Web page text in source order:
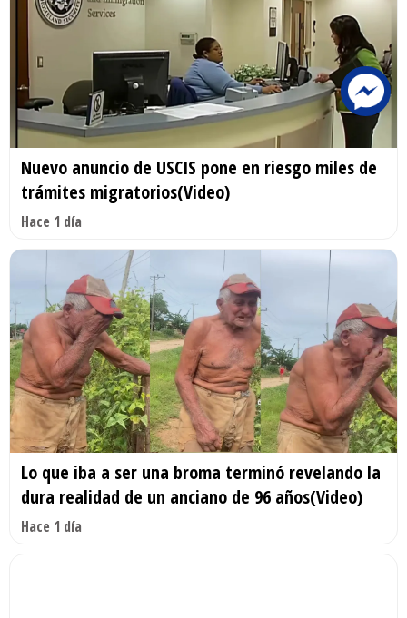
Nuevo anuncio de USCIS pone en riesgo miles de
trámites migratorios(Video)
Hace 1 día
Lo que iba a ser una broma terminó revelando la
dura realidad de un anciano de 96 años(Video)
Hace 1 día